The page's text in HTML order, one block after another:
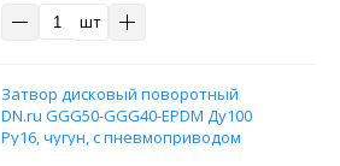
шт
Затвор дисковый поворотный
DN.ru GGG50-GGG40-EPDM Ду100
Ру16, чугун, с пневмоприводом